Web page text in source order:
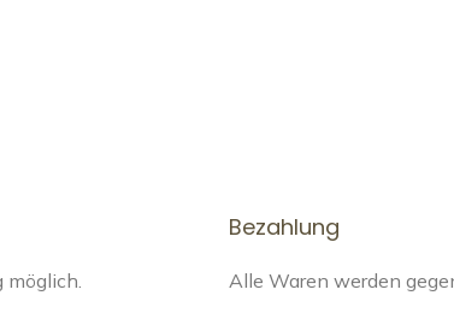
Bezahlung
Alle Waren werden